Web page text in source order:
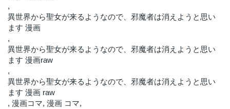
2年前
,
異世界から聖女が来るようなので、邪魔者は消えようと思い
ます 漫画
,
異世界から聖女が来るようなので、邪魔者は消えようと思い
ます 漫画raw
,
異世界から聖女が来るようなので、邪魔者は消えようと思い
ます 漫画 raw
, 漫画コマ, 漫画 コマ,